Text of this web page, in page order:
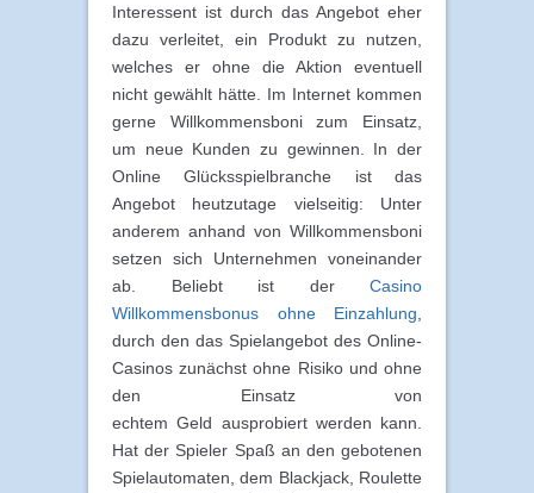
Interessent ist durch das Angebot eher
dazu verleitet, ein Produkt zu nutzen,
welches er ohne die Aktion eventuell
nicht gewählt hätte. Im Internet kommen
gerne Willkommensboni zum Einsatz,
um neue Kunden zu gewinnen. In der
Online Glücksspielbranche ist das
Angebot heutzutage vielseitig: Unter
anderem anhand von Willkommensboni
setzen sich Unternehmen voneinander
ab. Beliebt ist der Casino
Willkommensbonus ohne Einzahlung
durch den das Spielangebot des Online-
Casinos zunächst ohne Risiko und ohne
den Einsatz von
echtem Geld ausprobiert werden kann.
Hat der Spieler Spaß an den gebotenen
Spielautomaten, dem Blackjack, Roulette